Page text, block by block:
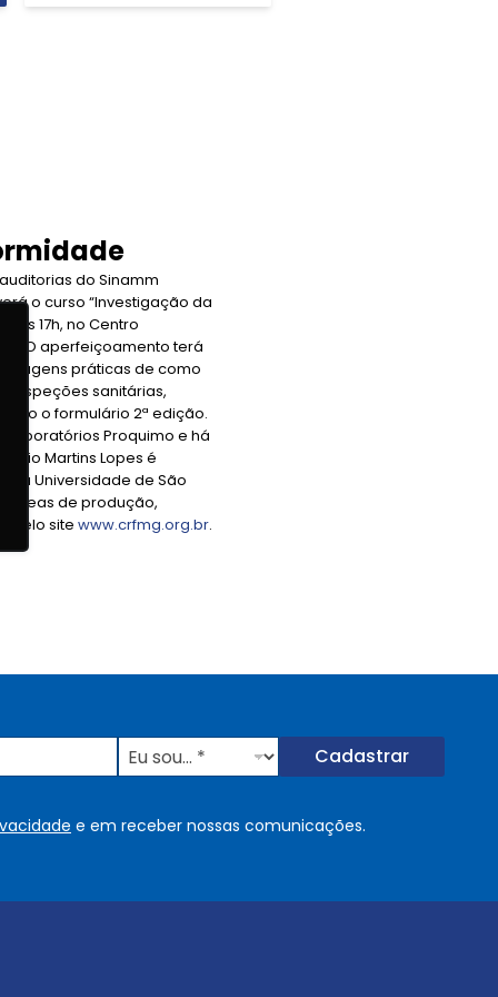
do Sinamm
o curso “Investigação da
às 17h, no Centro
O aperfeiçoamento terá
práticas de como
inspeções sanitárias,
o formulário 2ª edição.
Proquimo e há
Martins Lopes é
Universidade de São
áreas de produção,
pelo site www.crfmg.org.br.
E
u
u
Cadastrar
e em receber nossas comunicações.